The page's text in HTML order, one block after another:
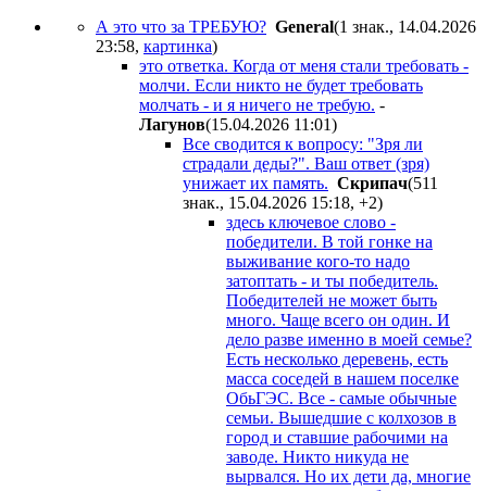
А это что за ТРЕБУЮ? General(1 знак., 14.04.2026
23:58, картинка)
это ответка. Когда от меня стали требовать -
молчи. Если никто не будет требовать
молчать - и я ничего не требую. -
Лaгyнoв(15.04.2026 11:01)
Все сводится к вопросу: "Зря ли
страдали деды?". Ваш ответ (зря)
унижает их память. Cкpипaч(511
знак., 15.04.2026 15:18, +2)
здесь ключевое слово -
победители. В той гонке на
выживание кого-то надо
затоптать - и ты победитель.
Победителей не может быть
много. Чаще всего он один. И
дело разве именно в моей семье?
Есть несколько деревень, есть
масса соседей в нашем поселке
ОбьГЭС. Все - самые обычные
семьи. Вышедшие с колхозов в
город и ставшие рабочими на
заводе. Никто никуда не
вырвался. Но их дети да, многие